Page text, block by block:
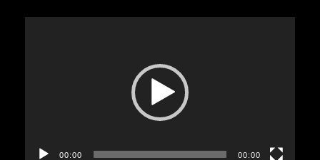
00:00 00:00